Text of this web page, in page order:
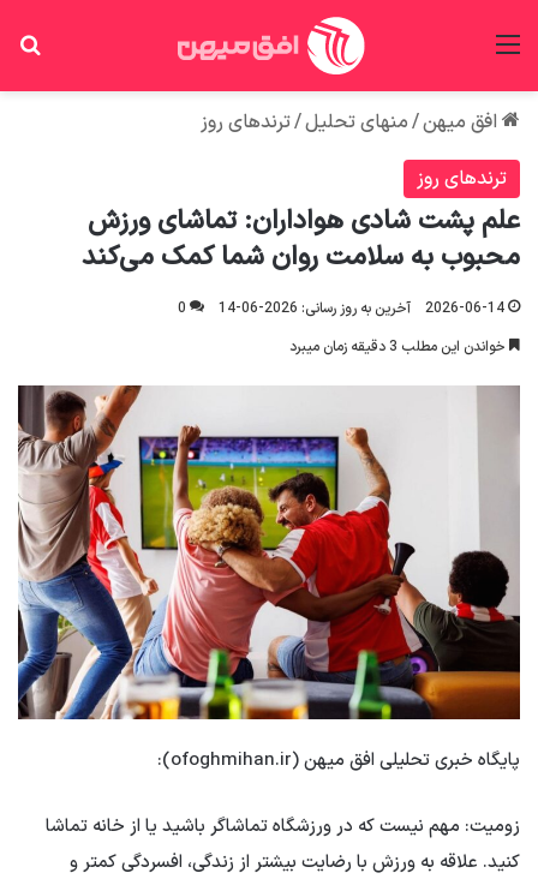
افق میهن/منهای تحلیل/ترندهای روز
ترندهای روز
علم پشت شادی هواداران: تماشای ورزش
محبوب به سلامت روان شما کمک می‌کند
2026-06-14 آخرین به روز رسانی: 2026-06-14
0
خواندن این مطلب 3 دقیقه زمان میبرد
پایگاه خبری تحلیلی افق میهن (ofoghmihan.ir):
زومیت: مهم نیست که در ورزشگاه تماشاگر باشید یا از خانه تماشا
کنید. علاقه به ورزش با رضایت بیشتر از زندگی، افسردگی کمتر و